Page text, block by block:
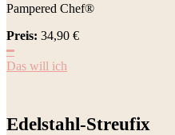
Pampered Chef®
Preis: 34,90 €
━
Das will ich
Edelstahl-Streufix